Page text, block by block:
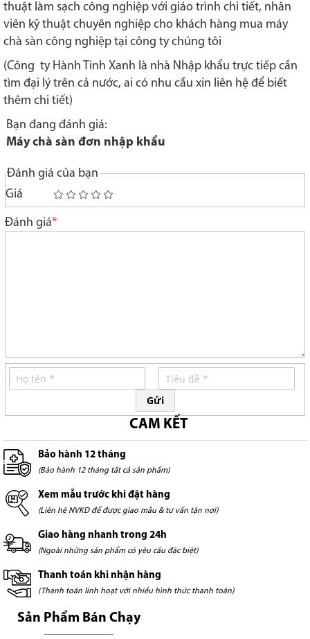
thuật làm sạch công nghiệp với giáo trình chi tiết, nhân
viên kỹ thuật chuyên nghiệp cho khách hàng mua máy
chà sàn công nghiệp tại công ty chúng tôi
(Công ty Hành Tinh Xanh là nhà Nhập khẩu trực tiếp cần
tìm đại lý trên cả nước, ai có nhu cầu xin liên hệ để biết
thêm chi tiết)
Bạn đang đánh giá:
Máy chà sàn đơn nhập khẩu
Đánh giá của bạn
Giá
1
star
2
stars
3
stars
4
stars
5
stars
Đánh giá
Gửi
CAM KẾT
Bảo hành 12 tháng
(Bảo hành 12 tháng tất cả sản phẩm)
Xem mẫu trước khi đặt hàng
(Liên hệ NVKD để được giao mẫu & tư vấn tận nơi)
Giao hàng nhanh trong 24h
(Ngoài những sản phẩm có yêu cầu đặc biệt)
Thanh toán khi nhận hàng
(Thanh toán linh hoạt với nhiều hình thức thanh toán)
Sản Phẩm Bán Chạy